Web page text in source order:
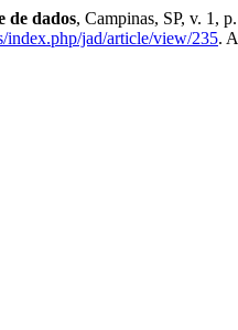
de dados, Campinas, SP, v. 1,
index.php/jad/article/view/235.